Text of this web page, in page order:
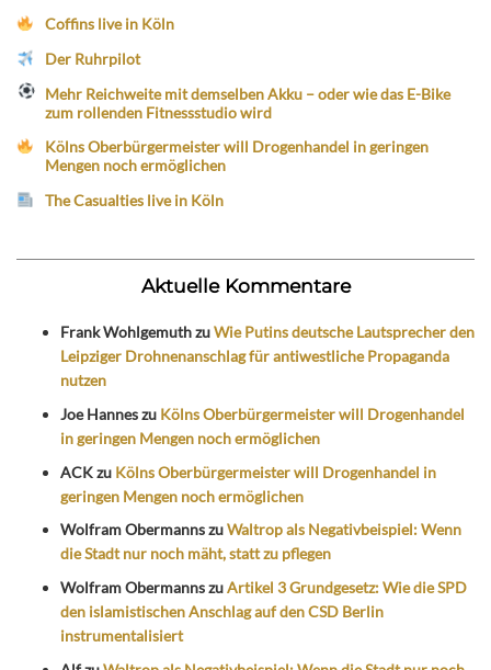
Coffins live in Köln
Der Ruhrpilot
Mehr Reichweite mit demselben Akku – oder wie das E-Bike
zum rollenden Fitnessstudio wird
Kölns Oberbürgermeister will Drogenhandel in geringen
Mengen noch ermöglichen
The Casualties live in Köln
Aktuelle Kommentare
Frank WohlgemuthzuWie Putins deutsche Lautsprecher den
Leipziger Drohnenanschlag für antiwestliche Propaganda
nutzen
Joe Hanneszu Kölns Oberbürgermeister will Drogenhandel
in geringen Mengen noch ermöglichen
ACKzu Kölns Oberbürgermeister will Drogenhandel in
geringen Mengen noch ermöglichen
Wolfram ObermannszuWaltrop als Negativbeispiel: Wenn
die Stadt nur noch mäht, statt zu pflegen
Wolfram ObermannszuArtikel 3 Grundgesetz: Wie die SPD
den islamistischen Anschlag auf den CSD Berlin
instrumentalisiert